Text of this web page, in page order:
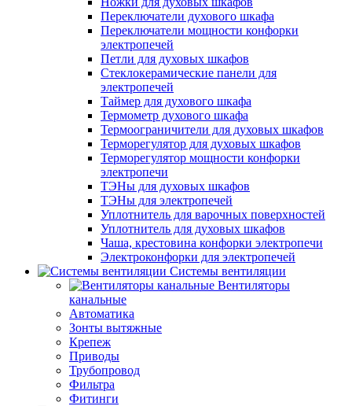
Переключатели духового шкафа
Переключатели мощности конфорки
электропечей
Петли для духовых шкафов
Стеклокерамические панели для
электропечей
Таймер для духового шкафа
Термометр духового шкафа
Термоограничители для духовых шкафов
Терморегулятор для духовых шкафов
Терморегулятор мощности конфорки
электропечи
ТЭНы для духовых шкафов
ТЭНы для электропечей
Уплотнитель для варочных поверхностей
Уплотнитель для духовых шкафов
Чаша, крестовина конфорки электропечи
Электроконфорки для электропечей
Системы вентиляции
Вентиляторы
канальные
Автоматика
Зонты вытяжные
Крепеж
Приводы
Трубопровод
Фильтра
Фитинги